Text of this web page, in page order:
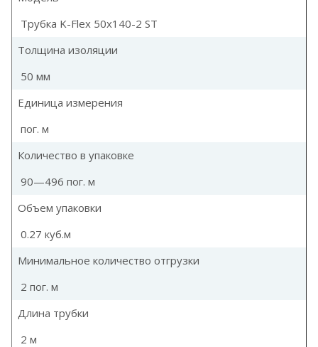
Трубка K-Flex 50x140-2 ST
Толщина изоляции
50 мм
Единица измерения
пог. м
Количество в упаковке
90—496 пог. м
Объем упаковки
0.27 куб.м
Минимальное количество отгрузки
2 пог. м
Длина трубки
2 м